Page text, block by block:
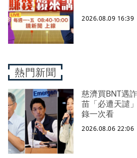
2026.08.09 16:39
熱門新聞
慈濟買BNT遇
苗「必遭天譴
錄一次看
2026.08.06 22:06